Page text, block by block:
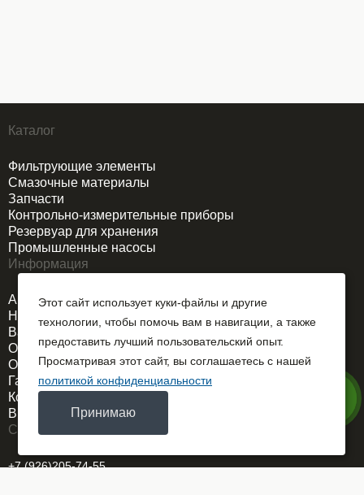
Каталог
Фильтрующие элементы
Смазочные материалы
Запчасти
Контрольно-измерительные приборы
Резервуар для хранения
Промышленные насосы
Информация
Акции
Новости
Вакансии
О компании
Оплата и доставка
Гарантия
Контакты
Выездной сервис
Связаться
+7 (926)205-74-55
Этот сайт использует куки-файлы и другие
технологии, чтобы помочь вам в навигации, а также
предоставить лучший пользовательский опыт.
Просматривая этот сайт, вы соглашаетесь с нашей
политикой конфиденциальности
Принимаю